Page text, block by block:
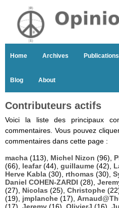
Home Archives Publications
Blog About
Contributeurs actifs
Voici la liste des principaux
commentaires. Vous pouvez
commentaires dans cette page :
macha (113), Michel Nizon (96),
(66), leafar(44), guillaume (42),
Herve Kabla (30), rthomas (30),
Daniel COHEN-ZARDI (28),
(27), Nicolas (25), Christophe
(19), jmplanche (17),